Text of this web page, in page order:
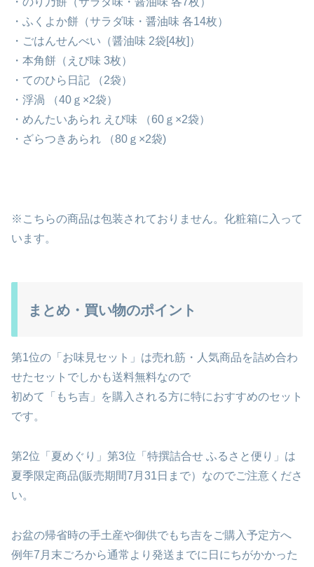
・ふくよか餅（サラダ味・醤油味 各14枚）
・ごはんせんべい（醤油味 2袋[4枚]）
・本角餅（えび味 3枚）
・てのひら日記 （2袋）
・浮渦 （40ｇ×2袋）
・めんたいあられ えび味 （60ｇ×2袋）
・ざらつきあられ （80ｇ×2袋)
※こちらの商品は包装されておりません。化粧箱に入って
います。
まとめ・買い物のポイント
第1位の「お味見セット」は売れ筋・人気商品を詰め合わ
せたセットでしかも送料無料なので
初めて「もち吉」を購入される方に特におすすめのセット
です。
第2位「夏めぐり」第3位「特撰詰合せ ふるさと便り」は
夏季限定商品(販売期間7月31日まで）なのでご注意くださ
い。
お盆の帰省時の手土産や御供でもち吉をご購入予定方へ
例年7月末ごろから通常より発送までに日にちがかかった